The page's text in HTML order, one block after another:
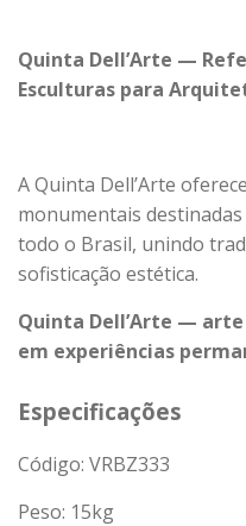
Quinta Dell’Arte —
Esculturas para
A Quinta Dell’Arte
monumentais
todo o Brasil, unindo
sofisticação estética.
Quinta Dell’Arte —
em experiências
Especificações
Código: VRBZ333
Peso: 15kg